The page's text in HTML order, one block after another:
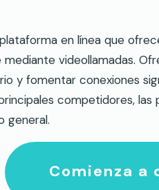
en línea que
videollamadas.
y fomentar conexiones
competidores,
general.
Comienza